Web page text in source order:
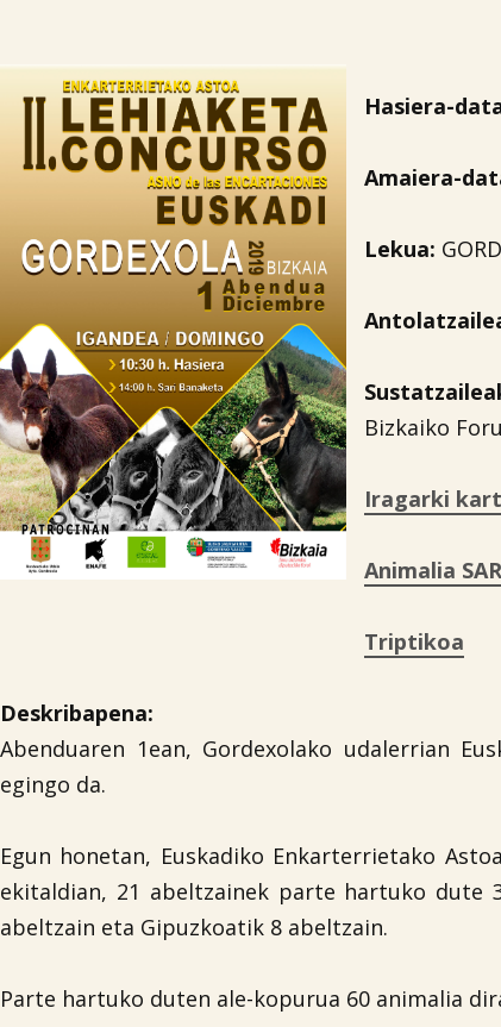
Hasiera-
Amaiera-
Lekua:
Bizkaiko
Iragarki
Animalia
Triptikoa
Deskribapena:
Abenduaren 1ean, Gordexolako udalerrian
egingo da.
Egun honetan, Euskadiko Enkarterrietako
ekitaldian, 21 abeltzainek parte hartuko dute
abeltzain eta Gipuzkoatik 8 abeltzain.
Parte hartuko duten ale-kopurua 60 animalia